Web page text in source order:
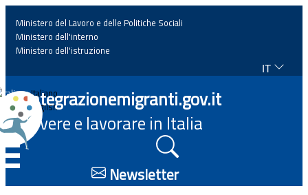
Home
News
Approfondimenti
Ministero del Lavoro e delle Politiche Sociali
Ministero dell'interno
Ministero dell'istruzione
IT
Italiano
English
Integrazionemigranti.gov.it
Vivere e lavorare in Italia
Newsletter